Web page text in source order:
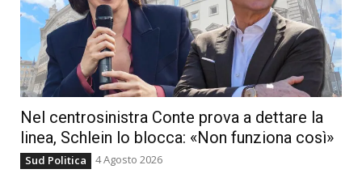
Nel centrosinistra Conte prova a dettare la
linea, Schlein lo blocca: «Non funziona così»
Sud Politica 4 Agosto 2026